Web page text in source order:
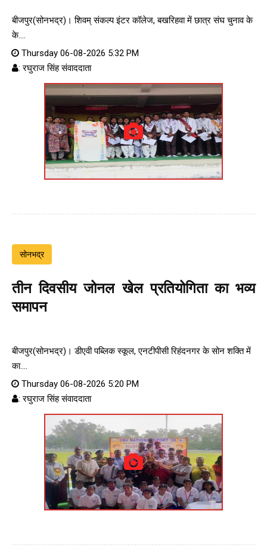
बीजपुर(सोनभद्र)। शिवम् संकल्प इंटर कॉलेज, बखरिहवा में छात्र संघ चुनाव के
के....
Thursday 06-08-2026 5:32 PM
: रघुराज सिंह संवाददाता
सोनभद्र
तीन दिवसीय जोनल खेल प्रतियोगिता का भव्य
समापन
बीजपुर(सोनभद्र)। डीएवी पब्लिक स्कूल, एनटीपीसी रिहंदनगर के सोन शक्ति में
का....
Thursday 06-08-2026 5:20 PM
: रघुराज सिंह संवाददाता